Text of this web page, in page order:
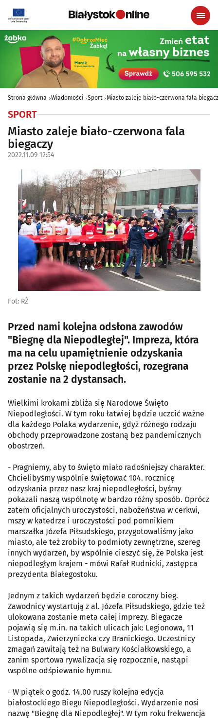
Strona główna Wiadomości Sport Miasto zaleje biało-czerwona fala
SPORT
Miasto zaleje biało-czerwona fala
biegaczy
2022.11.09 12:54
Fot: RŻ
Przed nami kolejna odsłona zawodów
"Biegnę dla Niepodległej". Impreza, która
ma na celu upamiętnienie odzyskania
przez Polskę niepodległości, rozegrana
zostanie na 2 dystansach.
Wielkimi krokami zbliża się Narodowe Święto
Niepodległości. W tym roku łatwiej będzie uczcić ważne
dla każdego Polaka wydarzenie, gdyż różnego rodzaju
obchody przeprowadzone zostaną bez pandemicznych
obostrzeń.
- Pragniemy, aby to święto miało radośniejszy charakter.
Chcielibyśmy wspólnie świętować 104. rocznicę
odzyskania przez nasz kraj niepodległości, byśmy
pokazali naszą wspólnotę w bardzo różny sposób. Oprócz
zatem oficjalnych uroczystości, nabożeństwa w cerkwi,
mszy w katedrze i uroczystości pod pomnikiem
marszałka Józefa Piłsudskiego, przygotowaliśmy jako
miasto, ale też zrobiły to podmioty zewnętrzne, szereg
innych wydarzeń, by wspólnie cieszyć się, że Polska jest
niepodległym krajem - mówi Rafał Rudnicki, zastępca
prezydenta Białegostoku.
Jednym z takich wydarzeń będzie coroczny bieg.
Zawodnicy wystartują z al. Józefa Piłsudskiego, gdzie też
ulokowana zostanie meta całej imprezy. Biegacze
pojawią się m.in. na takich ulicach jak: Legionowa, 11
Listopada, Zwierzyniecka czy Branickiego. Uczestnicy
zmagań zawitają też na Bulwary Kościałkowskiego, a
zanim sportowa rywalizacja się rozpocznie, nastąpi
wspólne odśpiewanie hymnu.
- W piątek o godz. 14.00 ruszy kolejna edycja
białostockiego Biegu Niepodległości. Wydarzenie nosi
nazwę "Biegnę dla Niepodległej". W tym roku frekwencja